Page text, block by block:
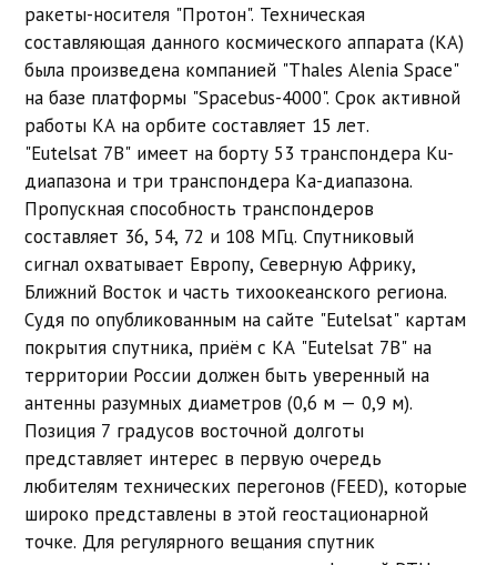
ракеты-носителя "Протон". Техническая
составляющая данного космического аппарата (КА)
была произведена компанией "Thales Alenia Space"
на базе платформы "Spacebus-4000". Срок активной
работы КА на орбите составляет 15 лет.
"Eutelsat 7B" имеет на борту 53 транспондера Ku-
диапазона и три транспондера Ka-диапазона.
Пропускная способность транспондеров
составляет 36, 54, 72 и 108 МГц. Спутниковый
сигнал охватывает Европу, Северную Африку,
Ближний Восток и часть тихоокеанского региона.
Судя по опубликованным на сайте "Eutelsat" картам
покрытия спутника, приём с КА "Eutelsat 7B" на
территории России должен быть уверенный на
антенны разумных диаметров (0,6 м — 0,9 м).
Позиция 7 градусов восточной долготы
представляет интерес в первую очередь
любителям технических перегонов (FEED), которые
широко представлены в этой геостационарной
точке. Для регулярного вещания спутник